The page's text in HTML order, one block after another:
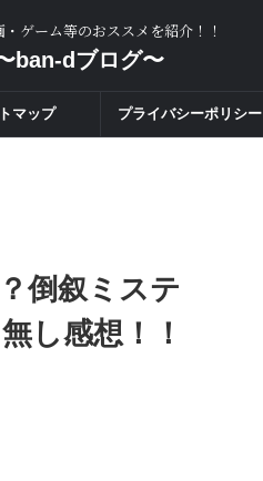
ゲーム等のおススメを紹介！！
ban-dブログ〜
マップ プライバシーポリシー
倒叙ミステ
し感想！！